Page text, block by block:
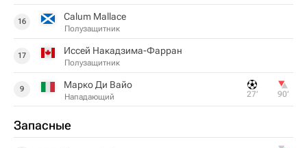
16 Calum Mallace
Полузащитник
17 Иссей Накадзима-Фарран
Полузащитник
9 Марко Ди Вайо
Нападающий 27‎’‎ 90‎’‎
Запасные